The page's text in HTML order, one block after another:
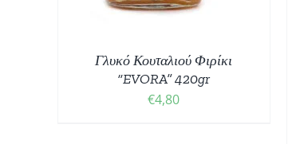
Γλυκό Κουταλιού Φιρίκι
“EVORA” 420gr
€4,80